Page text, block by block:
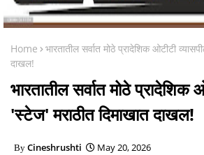
Home
भारतातील सर्वात मोठे प्रादेशिक ओटीटी
दाखल!
भारतातील सर्वात मोठे प्रादेशिक
'स्टेज' मराठीत दिमाखात दाखल!
Cineshrushti May 20, 2026